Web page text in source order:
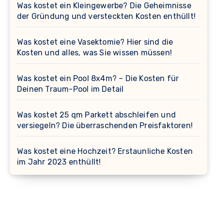
Was kostet ein Kleingewerbe? Die Geheimnisse
der Gründung und versteckten Kosten enthüllt!
Was kostet eine Vasektomie? Hier sind die
Kosten und alles, was Sie wissen müssen!
Was kostet ein Pool 8x4m? – Die Kosten für
Deinen Traum-Pool im Detail
Was kostet 25 qm Parkett abschleifen und
versiegeln? Die überraschenden Preisfaktoren!
Was kostet eine Hochzeit? Erstaunliche Kosten
im Jahr 2023 enthüllt!